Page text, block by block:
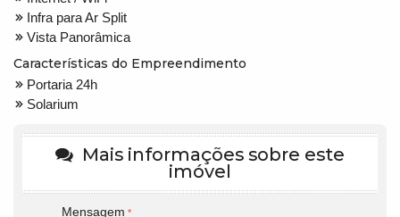
Infra para Ar Split
Vista Panorâmica
Características do Empreendimento
Portaria 24h
Solarium
Mais informações sobre este
imóvel
Mensagem